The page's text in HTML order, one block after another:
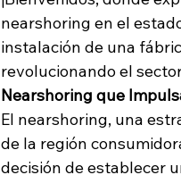
nearshoring en el
instalación de una
revolucionando el
Nearshoring que
El nearshoring, una
de la región
decisión de establecer